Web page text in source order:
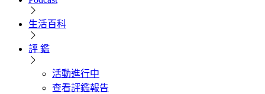
生活百科
評 鑑
活動進行中
查看評鑑報告